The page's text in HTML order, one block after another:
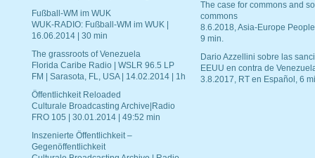
Fußball-WM im WUK
WUK-RADIO: Fußball-WM im WUK |
16.06.2014 | 30 min
The grassroots of Venezuela
Florida Caribe Radio | WSLR 96.5 LP
FM | Sarasota, FL, USA | 14.02.2014 | 1h
Öffentlichkeit Reloaded
Culturale Broadcasting Archive|Radio
FRO 105 | 30.01.2014 | 49:52 min
Inszenierte Öffentlichkeit –
Gegenöffentlichkeit
The case for commons and
commons
8.6.2018, Asia-Europe
9 min.
Dario Azzellini sobre las
EEUU en contra de
3.8.2017, RT en Español, 6